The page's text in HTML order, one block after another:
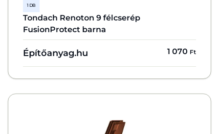
1 DB
Tondach Renoton 9 félcserép
FusionProtect barna
Építőanyag.hu 1 070 Ft